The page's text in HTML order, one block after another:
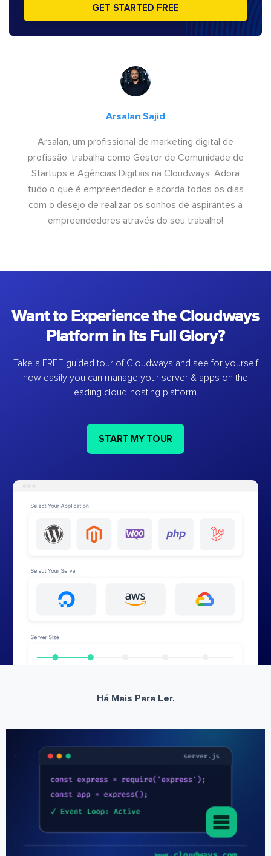
GET STARTED FREE
Arsalan Sajid
Arsalan, um profissional de marketing digital de
profissão, trabalha como Gestor de Comunidade de
Startups e Agências Digitais na Cloudways. Adora
tudo o que é empreendedor e acorda todos os dias
com o desejo de realizar os sonhos de aspirantes a
empreendedores através do seu trabalho!
Want to Experience the Cloudways
Platform in Its Full Glory?
Take a FREE guided tour of Cloudways and see for yourself
how easily you can manage your server & apps on the
leading cloud-hosting platform.
START MY TOUR
Há Mais Para Ler.